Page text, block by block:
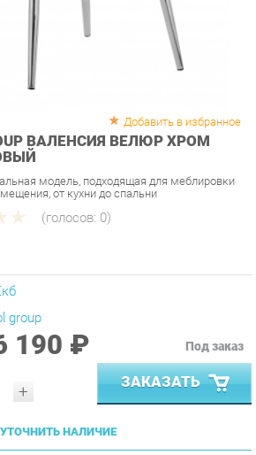
ВАЛЕНСИЯ ВЕЛЮР ХРОМ
модель, подходящая для меблировки
от кухни до спальни
(голосов:0)
190 ₽
+
ЗАКАЗАТЬ
НАЛИЧИЕ
ЗАМЕРЩИКА